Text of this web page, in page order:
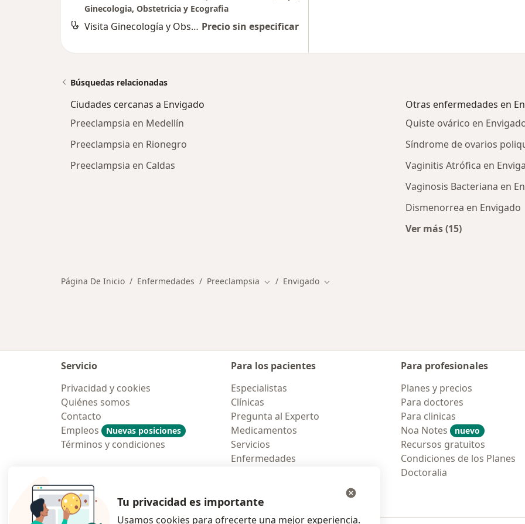
Ginecologia, Obstetricia y Ecografia
Visita Ginecología y Obstetrícia Precio sin especificar
Búsquedas relacionadas
Ciudades cercanas a Envigado
Preeclampsia en Medellín
Preeclampsia en Rionegro
Preeclampsia en Caldas
Otras enfermedades en
Quiste ovárico en
Síndrome de ovarios
Vaginitis Atrófica en
Vaginosis Bacteriana en
Dismenorrea en Envigado
Ver más (15)
Página De Inicio Enfermedades Preeclampsia Cambiar de ciudad
Envigado Cambiar de ciudad
Servicio
Privacidad y cookies
Quiénes somos
Contacto
Empleos
Nuevas posiciones
Términos y condiciones
Para los pacientes
Especialistas
Clínicas
Pregunta al Experto
Medicamentos
Servicios
Enfermedades
Para profesionales
Planes y precios
Para doctores
Para clinicas
Noa Notes
nuevo
Recursos gratuitos
Condiciones de los Planes
Doctoralia
Tu privacidad es importante
Usamos cookies para ofrecerte una mejor experiencia.